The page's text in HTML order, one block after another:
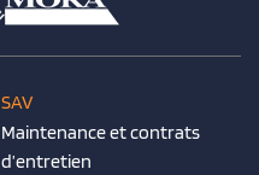
SAV
Maintenance et contrats
d’entretien